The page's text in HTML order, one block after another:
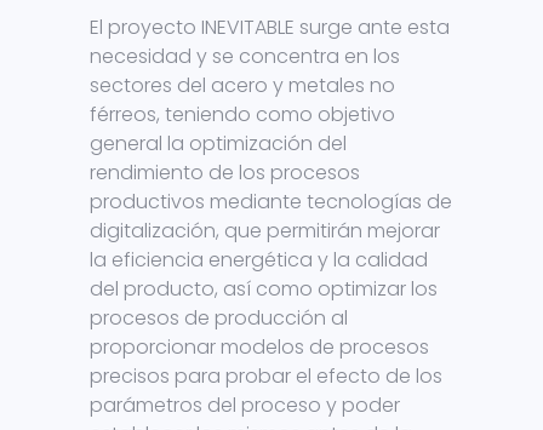
El proyecto INEVITABLE surge ante esta
necesidad y se concentra en los
sectores del acero y metales no
férreos, teniendo como objetivo
general la optimización del
rendimiento de los procesos
productivos mediante tecnologías de
digitalización, que permitirán mejorar
la eficiencia energética y la calidad
del producto, así como optimizar los
procesos de producción al
proporcionar modelos de procesos
precisos para probar el efecto de los
parámetros del proceso y poder